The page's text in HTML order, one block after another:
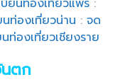
บียนท่องเที่ยวแพร่ :
นท่องเที่ยวน่าน :จด
ท่องเที่ยวเชียงราย
นตก